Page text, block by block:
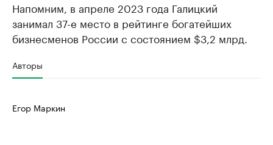
Напомним, в апреле 2023 года Галицкий
занимал 37-е место в рейтинге богатейших
бизнесменов России с состоянием $3,2 млрд.
Авторы
Егор Маркин